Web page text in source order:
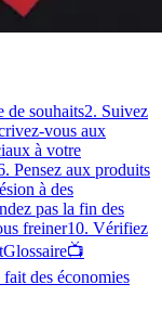
de souhaits2. Suivez
vous aux
à votre
Pensez aux produits
à des
pas la fin des
freiner10. Vérifiez
Glossaire📺
des économies